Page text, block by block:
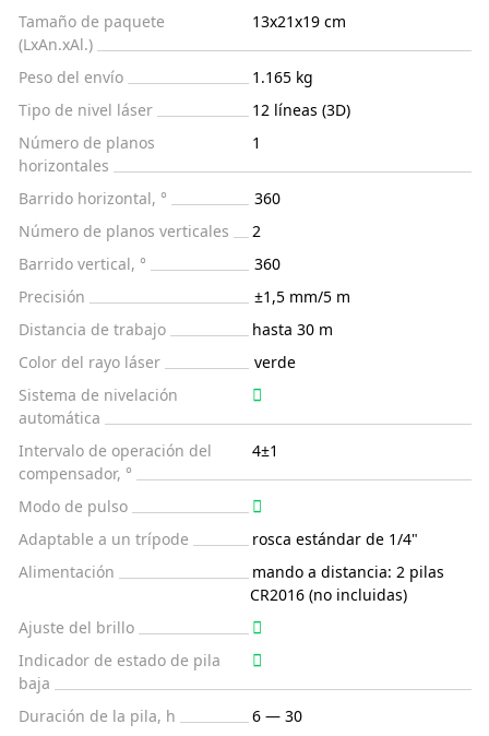
Tamaño de paquete
(LxAn.xAl.)
13x21x19 cm
Peso del envío
1.165 kg
Tipo de nivel láser
12 líneas (3D)
Número de planos
horizontales
1
Barrido horizontal, °
360
Número de planos verticales
2
Barrido vertical, °
360
Precisión
±1,5 mm/5 m
Distancia de trabajo
hasta 30 m
Color del rayo láser
verde
Sistema de nivelación
automática
Intervalo de operación del
compensador, °
4±1
Modo de pulso
Adaptable a un trípode
rosca estándar de 1/4"
Alimentación
mando a distancia: 2 pilas
CR2016 (no incluidas)
Ajuste del brillo
Indicador de estado de pila
baja
Duración de la pila, h
6 — 30